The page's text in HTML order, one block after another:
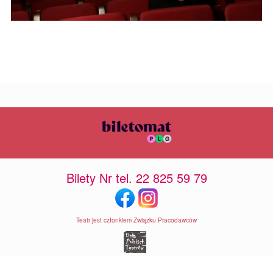
Bilety Nr tel. 22 825 59 79
Teatr jest członkiem Związku Pracodawców